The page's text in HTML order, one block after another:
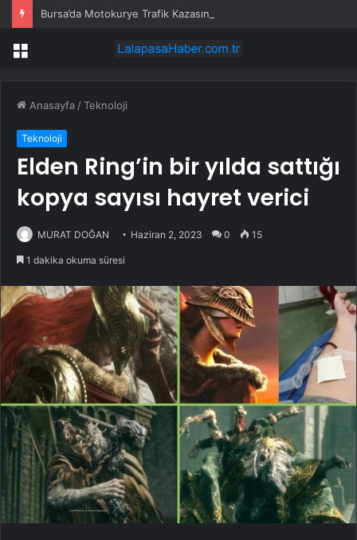
Bursa’da Motokurye Trafik Kazasında Hayatını Kaybetti
Menü
Anasayfa /Teknoloji
Teknoloji
Elden Ring’in bir yılda sattığı
kopya sayısı hayret verici
MURAT DOĞAN Haziran 2, 2023 0 15
1 dakika okuma süresi